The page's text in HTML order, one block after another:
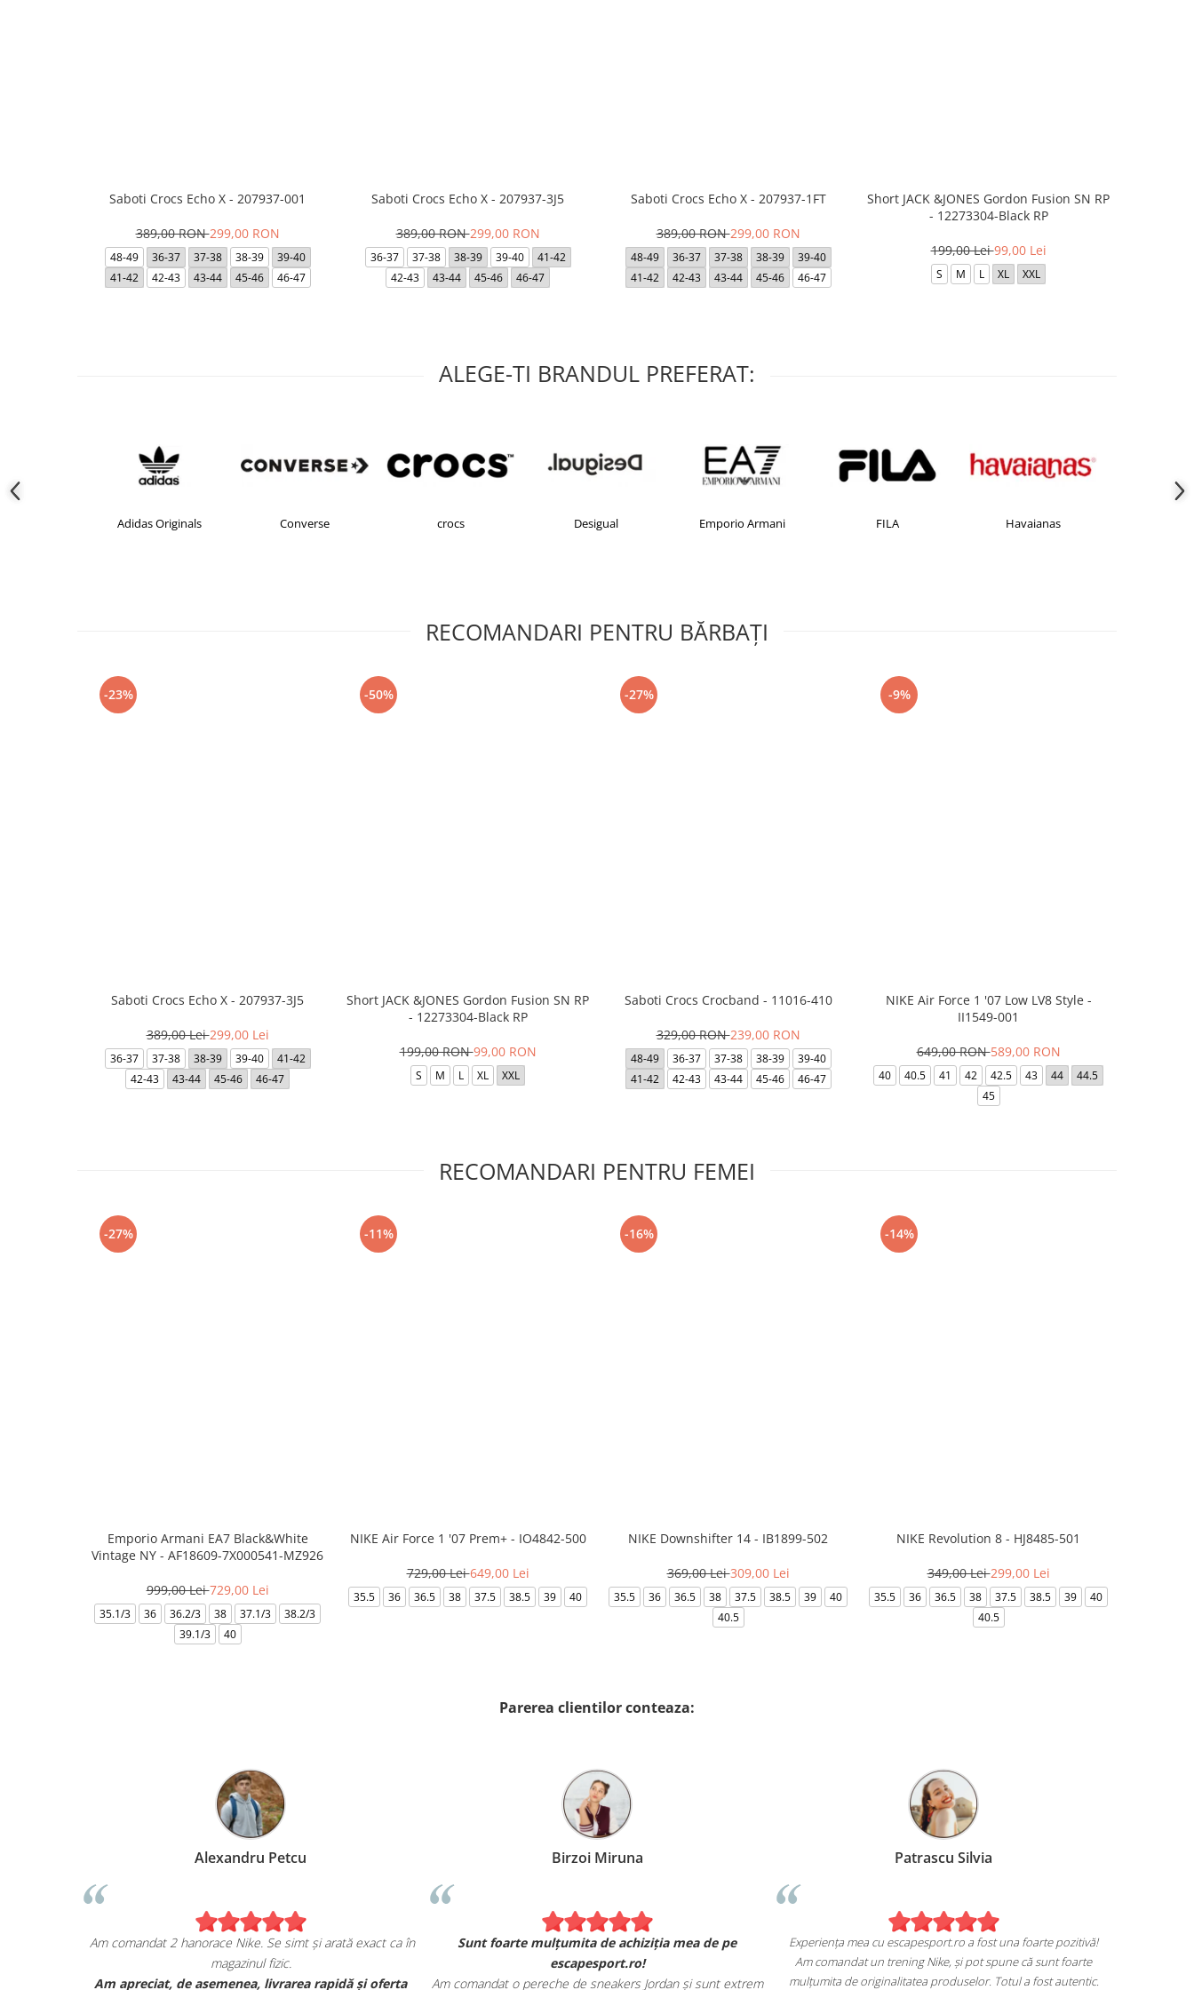
Saboti Crocs Echo X - 207937-001
389,00 RON299,00 RON
48-49 36-37 37-38 38-39
39-40
41-42
42-43 43-44 45-46 46-47
Saboti Crocs Echo X - 207937-3J5
389,00 RON299,00 RON
36-37 37-38 38-39 39-40
41-42
42-43
43-44 45-46 46-47
Saboti Crocs Echo X - 207937-1FT
389,00 RON299,00 RON
48-49 36-37 37-38 38-39
39-40
41-42
42-43 43-44 45-46 46-47
Short JACK &JONES Gordon Fusion SN RP
- 12273304-Black RP
199,00 Lei99,00 Lei
S M L XL XXL
ALEGE-TI BRANDUL PREFERAT:
Adidas Originals Converse Desigual Emporio Armani Havaianas
RECOMANDARI PENTRU BĂRBAŢI
-23%
Saboti Crocs Echo X - 207937-3J5
389,00 Lei299,00 Lei
36-37 37-38 38-39 39-40
41-42
42-43
43-44 45-46 46-47
-50%
Short JACK &JONES Gordon Fusion SN RP
- 12273304-Black RP
199,00 RON99,00 RON
S M L XL XXL
-27%
Saboti Crocs Crocband - 11016-410
329,00 RON239,00 RON
48-49 36-37 37-38 38-39
39-40
41-42
42-43 43-44 45-46 46-47
-9%
NIKE Air Force 1 '07 Low LV8 Style -
II1549-001
649,00 RON589,00 RON
40 40.5 41 42 42.5 43 44
44.5
45
RECOMANDARI PENTRU FEMEI
-27%
Emporio Armani EA7 Black&White
Vintage NY - AF18609-7X000541-MZ926
999,00 Lei729,00 Lei
35.1/3 36 36.2/3 38 37.1/3
38.2/3
39.1/3
40
-11%
NIKE Air Force 1 '07 Prem+ - IO4842-500
729,00 Lei649,00 Lei
35.5 36 36.5 38 37.5 38.5 39 40
-16%
NIKE Downshifter 14 - IB1899-502
369,00 Lei309,00 Lei
35.5 36 36.5 38 37.5 38.5 39
40
40.5
-14%
NIKE Revolution 8 - HJ8485-501
349,00 Lei299,00 Lei
35.5 36 36.5 38 37.5 38.5 39
40
40.5
Parerea clientilor conteaza:
mea de pe
și sunt cu
Alexandru Petcu
Am comandat 2 hanorace Nike. Se simt și arată exact ca în
magazinul fizic.
Am apreciat, de asemenea, livrarea rapidă și oferta
Birzoi Miruna
Sunt foarte mulțumita de achiziția mea de pe
escapesport.ro!
Am comandat o pereche de sneakers Jordan și sunt extrem
Patrascu Silvia
Experiența mea cu escapesport.ro a fost una foarte pozitivă!
Am comandat un trening Nike, și pot spune că sunt foarte
mulțumita de originalitatea produselor. Totul a fost autentic.